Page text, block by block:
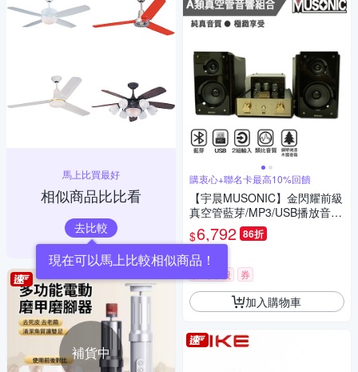
馬上比買最好
相似商品比比看
去比較
現在可以馬上比較相似商品！
補貨中
購衷心+聯名卡最高10%回饋
【宇晨MUSONIC】金閃耀前級
真空管藍芽/MP3/USB播放音響
組
$6,792 86折
限時下殺 券
加入購物車